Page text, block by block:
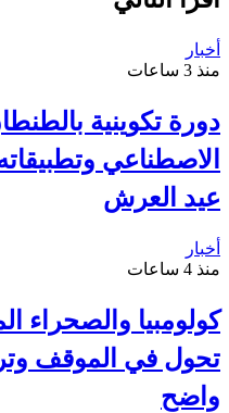
أخبار
منذ 3 ساعات
دورة تكوينية
الاصطناعي
عيد العرش
أخبار
منذ 4 ساعات
كولومبيا والصحراء
تحول في الموقف
واضح